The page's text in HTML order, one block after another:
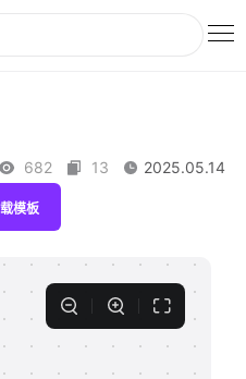
682 13 2025.05.14
模板